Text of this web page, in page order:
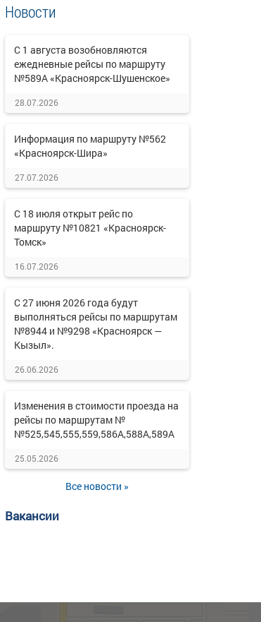
Новости
С 1 августа возобновляются
ежедневные рейсы по маршруту
№589А «Красноярск-Шушенское»
28.07.2026
Информация по маршруту №562
«Красноярск-Шира»
27.07.2026
С 18 июля открыт рейс по
маршруту №10821 «Красноярск-
Томск»
16.07.2026
С 27 июня 2026 года будут
выполняться рейсы по маршрутам
№8944 и №9298 «Красноярск —
Кызыл».
26.06.2026
Изменения в стоимости проезда на
рейсы по маршрутам №
№525,545,555,559,586А,588А,589А
25.05.2026
Все новости »
Вакансии